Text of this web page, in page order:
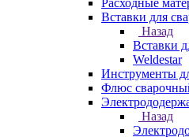
Расходные
Вставки для
Назад
Вставки
Weldestar
Инструменты
Флюс
Назад